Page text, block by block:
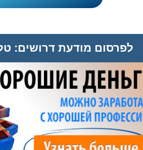
לפרסום מודעת דרושים: טל. 052-